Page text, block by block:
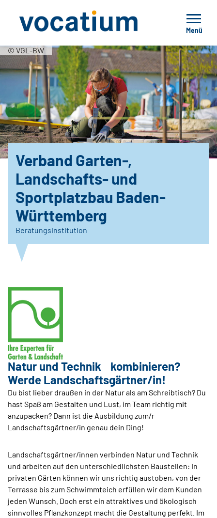
Menü
© VGL-BW
Verband Garten-,
Landschafts- und
Sportplatzbau Baden-
Württemberg
Beratungsinstitution
Natur und Technik kombinieren?
Werde Landschaftsgärtner/in!
Du bist lieber draußen in der Natur als am Schreibtisch? Du
hast Spaß am Gestalten und Lust, im Team richtig mit
anzupacken? Dann ist die Ausbildung zum/r
Landschaftsgärtner/in genau dein Ding!
Landschaftsgärtner/innen verbinden Natur und Technik
und arbeiten auf den unterschiedlichsten Baustellen: In
privaten Gärten können wir uns richtig austoben, von der
Terrasse bis zum Schwimmteich erfüllen wir dem Kunden
jeden Wunsch. Doch erst ein attraktives und ökologisch
sinnvolles Pflanzkonzept macht die Gestaltung perfekt. Im